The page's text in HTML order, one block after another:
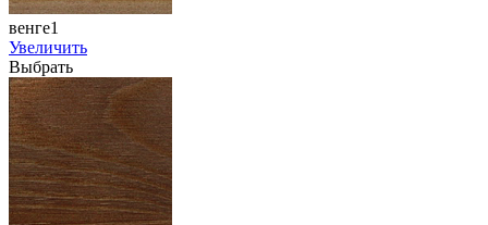
венге1
Увеличить
Выбрать